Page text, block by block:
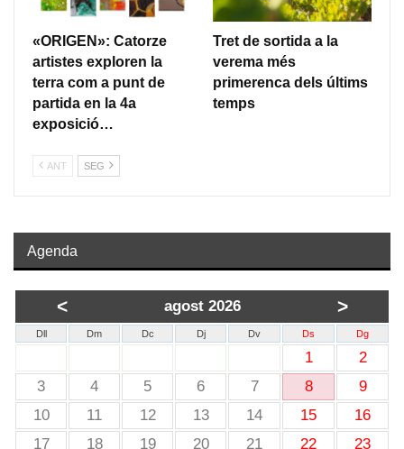
«ORIGEN»: Catorze
artistes exploren la
terra com a punt de
partida en la 4a
exposició…
Tret de sortida a la
verema més
primerenca dels últims
temps
ANT SEG
Agenda
< agost 2026 >
Dll Dm Dc Dj Dv Ds Dg
1
2
3
4 5 6 7 8
9
10
11 12 13 14 15
16
17
18 19 20 21 22 23